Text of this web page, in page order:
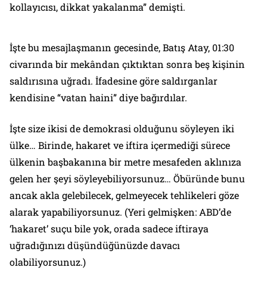
kollayıcısı, dikkat yakalanma” demişti.
İşte bu mesajlaşmanın gecesinde, Batış Atay, 01:30
civarında bir mekândan çıktıktan sonra beş kişinin
saldırısına uğradı. İfadesine göre saldırganlar
kendisine “vatan haini” diye bağırdılar.
İşte size ikisi de demokrasi olduğunu söyleyen iki
ülke… Birinde, hakaret ve iftira içermediği sürece
ülkenin başbakanına bir metre mesafeden aklınıza
gelen her şeyi söyleyebiliyorsunuz… Öbüründe bunu
ancak akla gelebilecek, gelmeyecek tehlikeleri göze
alarak yapabiliyorsunuz. (Yeri gelmişken: ABD’de
‘hakaret’ suçu bile yok, orada sadece iftiraya
uğradığınızı düşündüğünüzde davacı
olabiliyorsunuz.)